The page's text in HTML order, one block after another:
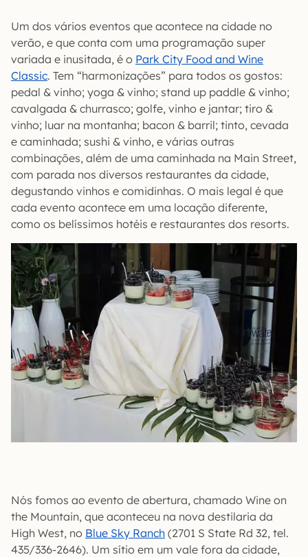
Um dos vários eventos que acontece na cidade no
verão, e que conta com uma programação super
variada e inusitada, é o Park City Food and Wine
Classic. Tem “harmonizações” para todos os gostos:
pedal & vinho; yoga & vinho; stand up paddle & vinho;
cavalgada & churrasco; golfe, vinho e jantar; tiro &
vinho; luar na montanha; bacon & barril; tinto, cevada
e caminhada; sushi & vinho, e várias outras
combinações, além de uma caminhada na Main Street,
com parada nos diversos restaurantes da cidade,
degustando vinhos e comidinhas. O mais legal é que
cada evento acontece em uma locação diferente,
como os belíssimos hotéis e restaurantes dos resorts.
Nós fomos ao evento de abertura, chamado Wine on
the Mountain, que aconteceu na nova destilaria da
High West, no Blue Sky Ranch (2701 S State Rd 32, tel.
435/336-2646). Um sítio em um vale fora da cidade,